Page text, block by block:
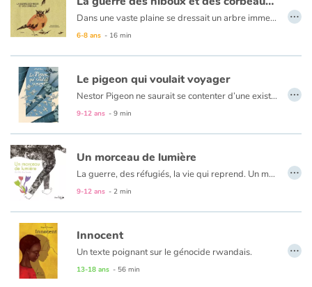
Actualités
Par thématique
Rencontres et témoignages
Contes d'ici et d'ailleurs
Autour de la lecture
Apprendre à lire
Livre audio
Activités et ateliers
Dans une vaste plaine se dressait un arbre immense et solitaire. Il était habité par plus de mille corbeaux qui y vivaient en harmonie. Les jeunes respectaient les anciens et leur roi gouvernait avec sagesse et bonté…
Le texte est en français et en anglais.
6-8 ans - 16 min
…
Le pigeon qui voulait voyager
Nestor Pigeon ne saurait se contenter d’une existence ennuyeuse à l’abri d’un vieux pigeonnier. Il rêve d’aventures, de grands espaces et de cités grouillantes.
9-12 ans - 9 min
…
Un morceau de lumière
La guerre, des réfugiés, la vie qui reprend. Un morceau de lumière est un album poétique et optimiste sur la résilience.
9-12 ans - 2 min
…
Innocent
Un texte poignant sur le génocide rwandais.
13-18 ans - 56 min
…